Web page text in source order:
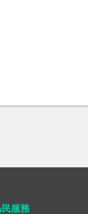
民服務